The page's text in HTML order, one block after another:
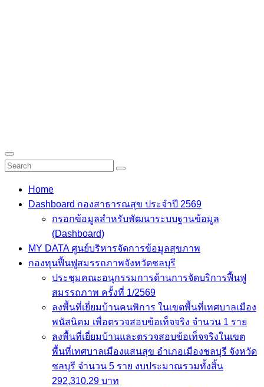
Home
Dashboard กองสาธารณสุข ประจำปี 2569
กรอกข้อมูลสำหรับพัฒนาระบบฐานข้อมูล
(Dashboard)
MY DATA ศูนย์บริหารจัดการข้อมูลสุขภาพ
กองทุนฟื้นฟูสมรรถภาพจังหวัดชลบุรี
ประชุมคณะอนุกรรมการด้านการจัดบริการฟื้นฟู
สมรรถภาพ ครั้งที่ 1/2569
ลงพื้นที่เยี่ยมบ้านคนพิการ ในเขตพื้นที่เทศบาลเมือง
พนัสนิคม เพื่อตรวจสอบข้อเท็จจริง จำนวน 1 ราย
ลงพื้นที่เยี่ยมบ้านและตรวจสอบข้อเท็จจริงในเขต
พื้นที่เทศบาลเมืองแสนสุข อำเภอเมืองชลบุรี จังหวัด
ชลบุรี จำนวน 5 ราย งบประมาณรวมทั้งสิ้น
292,310.29 บาท